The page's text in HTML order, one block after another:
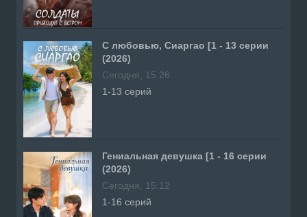
С любовью, Сиаргао [1 - 13 серии
(2026)
Сегодня, 15:26
1-13 серий
Гениальная девушка [1 - 16 серии
(2026)
Сегодня, 15:12
1-16 серий